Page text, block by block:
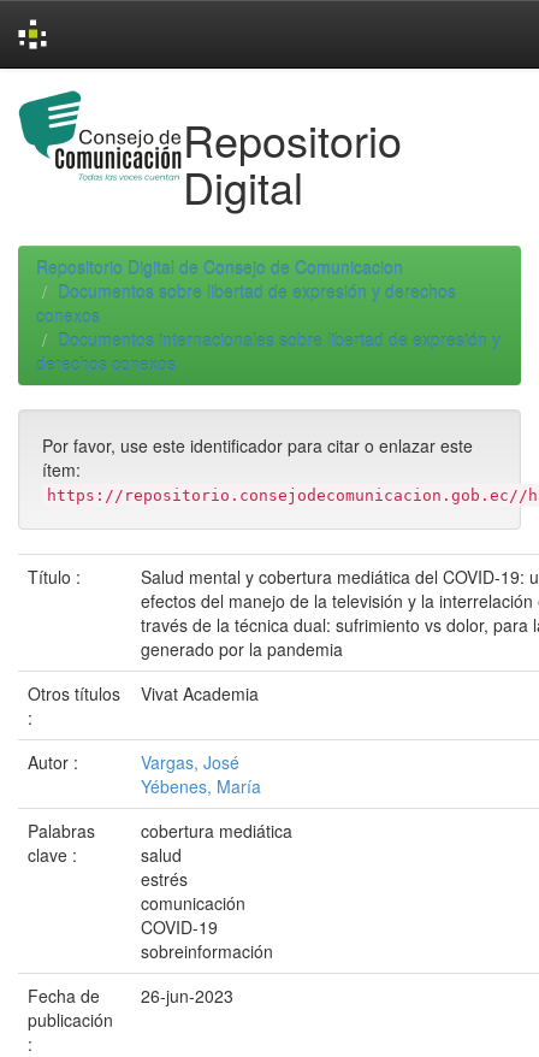
navigation
Repositorio
Digital
Repositorio Digital de Consejo de Comunicacion
Documentos sobre libertad de expresión y derechos
conexos
Documentos internacionales sobre libertad de expresión y
derechos conexos
Por favor, use este identificador para citar o enlazar este
ítem:
https://repositorio.consejodecomunicacion.gob.ec//
Título :
Salud mental y cobertura mediática del COVID-19:
efectos del manejo de la televisión y la
través de la técnica dual: sufrimiento vs dolor, para
generado por la pandemia
Otros títulos
:
Vivat Academia
Autor :
Vargas, José
Yébenes, María
Palabras
clave :
cobertura mediática
salud
estrés
comunicación
COVID-19
sobreinformación
Fecha de
publicación
:
26-jun-2023